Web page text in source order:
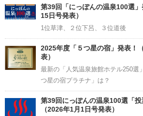
第39回「にっぽんの温泉100選
15日号発表）
1位草津、２位下呂、３位道後
2025年度「５つ星の宿」発表！
表）
最新の「人気温泉旅館ホテル250選
つ星の宿プラチナ」は？
第39回にっぽんの温泉100選「投
（2026年1月1日号発表）